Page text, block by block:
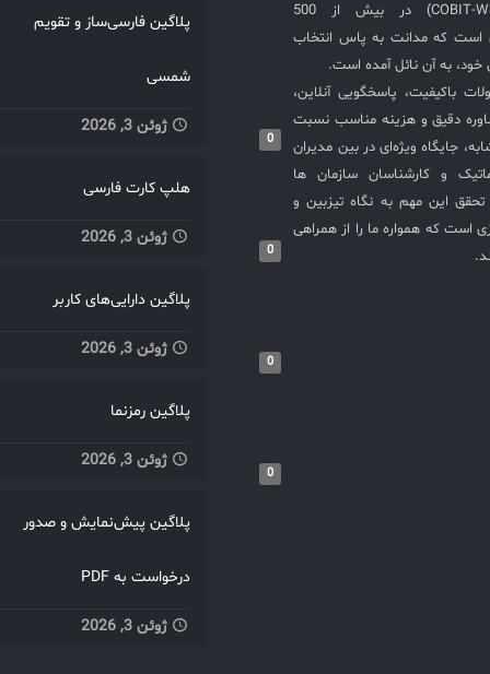
COBIT-WSM-ISO20000-SIEM) در بیش از 500
است که مدانت به پاس انتخاب
خود، به آن نائل آمده است.
باکیفیت، پاسخگویی آنلاین،
دقیق و هزینه مناسب نسبت
جایگاه ویژه‌ای در بین مدیران
و کارشناسان سازمان ها
این مهم به نگاه تیزبین و
است که همواره ما را از همراهی
پلاگین فارسی‌ساز و تقویم
شمسی
ژوئن 3, 2026
0
هلپ کارت فارسی
ژوئن 3, 2026
0
پلاگین دارایی‌های کاربر
ژوئن 3, 2026
0
پلاگین رمزنما
ژوئن 3, 2026
0
پلاگین پیش‌نمایش و صدور
درخواست به PDF
ژوئن 3, 2026